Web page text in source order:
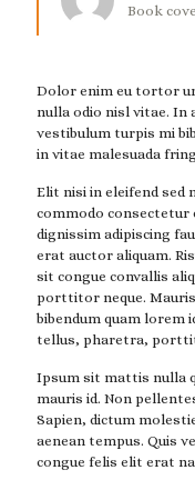
Book
Dolor enim eu tortor
nulla odio nisl vitae. In
vestibulum turpis mi
in vitae malesuada
Elit nisi in eleifend sed
commodo consectetur
dignissim adipiscing
erat auctor aliquam.
sit congue convallis
porttitor neque.
bibendum quam lorem
tellus, pharetra,
Ipsum sit mattis nulla
mauris id. Non
Sapien, dictum
aenean tempus. Quis
congue felis elit erat